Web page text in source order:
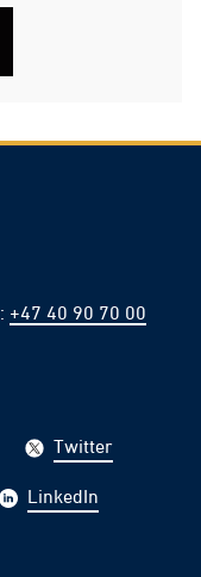
: +47 40 90 70 00
Twitter
LinkedIn